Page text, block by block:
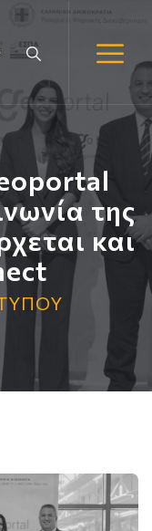
της
και